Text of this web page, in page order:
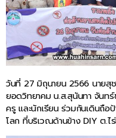
วันที่ 27 มิถุนายน 2566 นายสุ
ยอดวิทยาคม น.ส.สุนันทา จันท
ครู และนักเรียน ร่วมกันเดินถื
โลก ที่บริเวณด้านข้าง DIY ต.ไ